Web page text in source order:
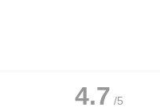
4.7 /5